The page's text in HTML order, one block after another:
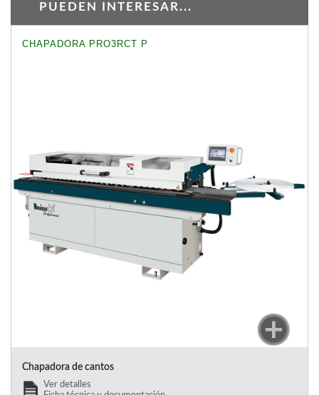
PUEDEN INTERESAR...
CHAPADORA PRO3RCT P
Chapadora de cantos
Ver detalles